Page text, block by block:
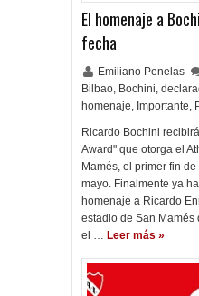
El homenaje a
fecha
Emiliano Penelas
Bilbao, Bochini,
homenaje, Importante,
Ricardo Bochini
Award" que otorga el
Mamés, el primer fin
mayo. Finalmente ya
homenaje a Ricardo
estadio de San
el … Leer más »